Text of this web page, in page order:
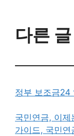
다른 글
정부 보조금24
국민연금, 이제
가이드, 국민